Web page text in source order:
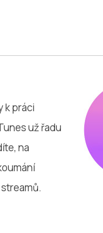
k práci
už řadu
na